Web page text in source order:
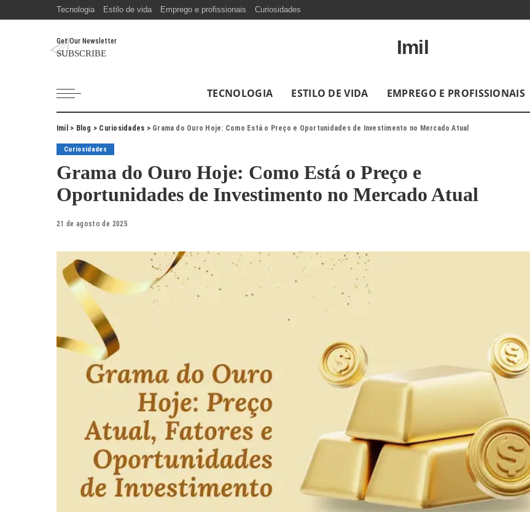
Tecnologia Estilo de vida Emprego e profissionais Curiosidades
Get Our Newsletter
SUBSCRIBE Imil
TECNOLOGIA ESTILO DE VIDA EMPREGO E PROFISSIONAIS
Imil > Blog > Curiosidades > Grama do Ouro Hoje: Como Está o Preço e Oportunidades de Investimento no Mercado Atual
Curiosidades
Grama do Ouro Hoje: Como Está o Preço e
Oportunidades de Investimento no Mercado Atual
21 de agosto de 2025